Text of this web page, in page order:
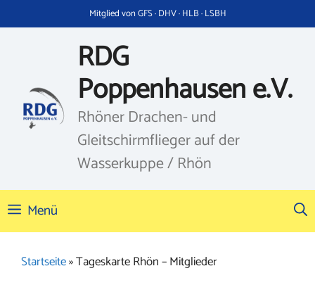
Inhalt
Mitglied von GFS · DHV · HLB · LSBH
RDG
Poppenhausen e.V.
Rhöner Drachen- und
Gleitschirmflieger auf der
Wasserkuppe / Rhön
Menü
Startseite»Tageskarte Rhön – Mitglieder